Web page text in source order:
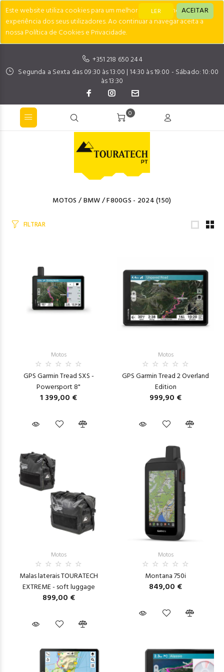
Este website utiliza cookies para um melhor desempenho e
experiência dos seus utilizadores. Ao continuar a navegar aceita a
nossa Política de Cookies e Privacidade.
LER ACEITAR
+351 218 650 244
Segunda a Sexta das 09:30 às 13:00 | 14:30 às 19:00 - Sábado: 10:00
às 13:30
0
MOTOS /BMW/F800GS - 2024(150)
FILTRAR
Motos
GPS Garmin Tread SXS -
Powersport 8"
1 399,00 €
Motos
GPS Garmin Tread 2 Overland
Edition
999,90 €
Motos
Malas laterais TOURATECH
EXTREME - soft luggage
899,00 €
Motos
Montana 750i
849,00 €